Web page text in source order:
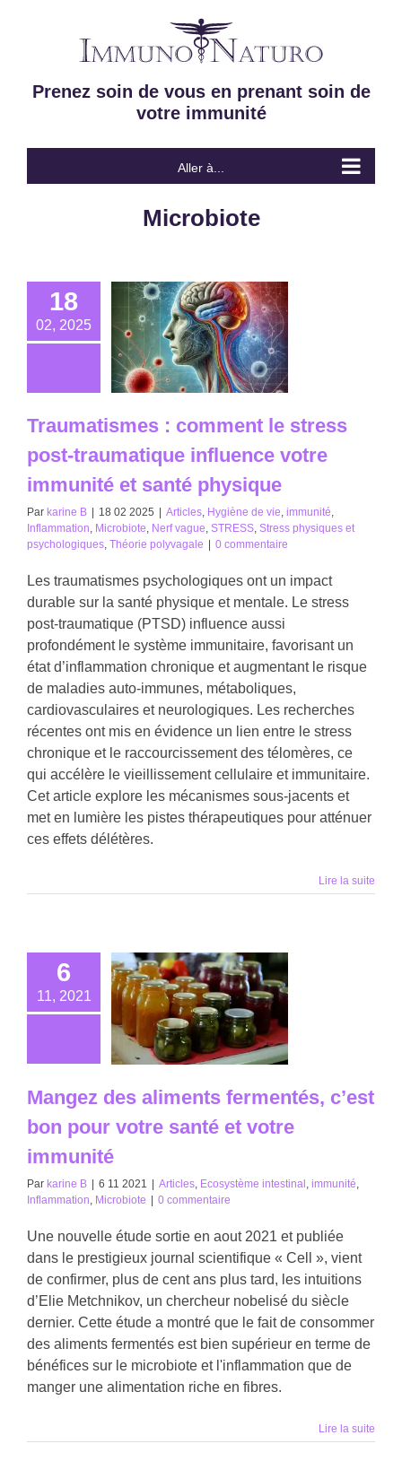
Prenez soin de vous en prenant soin de
votre immunité
Aller à...
Microbiote
18
02, 2025
Traumatismes : comment le stress
post-traumatique influence votre
immunité et santé physique
Par karine B 18 02 2025 Articles, Hygiène de vie, immunité,
Inflammation, Microbiote, Nerf vague, STRESS, Stress physiques et
psychologiques, Théorie polyvagale 0 commentaire
Les traumatismes psychologiques ont un impact
durable sur la santé physique et mentale. Le stress
post-traumatique (PTSD) influence aussi
profondément le système immunitaire, favorisant un
état d’inflammation chronique et augmentant le risque
de maladies auto-immunes, métaboliques,
cardiovasculaires et neurologiques. Les recherches
récentes ont mis en évidence un lien entre le stress
chronique et le raccourcissement des télomères, ce
qui accélère le vieillissement cellulaire et immunitaire.
Cet article explore les mécanismes sous-jacents et
met en lumière les pistes thérapeutiques pour atténuer
ces effets délétères.
Lire la suite
6
11, 2021
Mangez des aliments fermentés, c’est
bon pour votre santé et votre
immunité
Par karine B | 6 11 2021 | Articles Ecosystème intestinal immunité
Inflammation Microbiote | 0 commentaire
Une nouvelle étude sortie en aout 2021 et publiée
dans le prestigieux journal scientifique « Cell », vient
de confirmer, plus de cent ans plus tard, les intuitions
d’Elie Metchnikov, un chercheur nobelisé du siècle
dernier. Cette étude a montré que le fait de consommer
des aliments fermentés est bien supérieur en terme de
bénéfices sur le microbiote et l'inflammation que de
manger une alimentation riche en fibres.
Lire la suite